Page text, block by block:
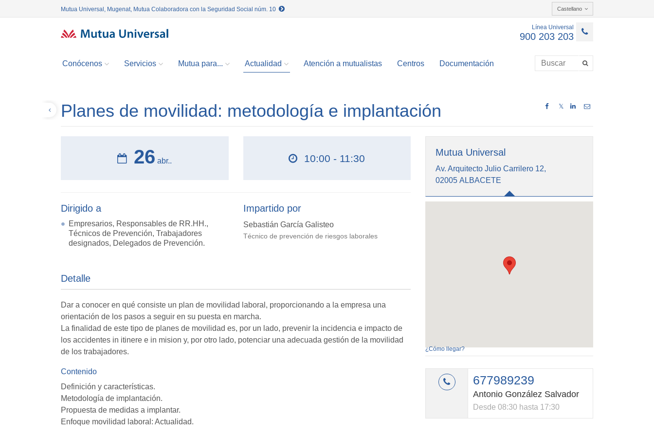
Mutua Universal, Mugenat, Mutua Colaboradora con la Seguridad Social núm. 10 Castellano
Línea Universal
900 203 203
Conócenos Servicios Mutua para... Actualidad Atención a mutualistas Centros Documentación
𝕏
Planes de movilidad: metodología e implantación
26 abr.. 10:00 - 11:30
Dirigido a
Empresarios, Responsables de RR.HH.,
Técnicos de Prevención, Trabajadores
designados, Delegados de Prevención.
Impartido por
Sebastián García Galisteo
Técnico de prevención de riesgos laborales
Detalle
Dar a conocer en qué consiste un plan de movilidad laboral, proporcionando a la empresa una
orientación de los pasos a seguir en su puesta en marcha.
La finalidad de este tipo de planes de movilidad es, por un lado, prevenir la incidencia e impacto de
los accidentes in itinere e in mision y, por otro lado, potenciar una adecuada gestión de la movilidad
de los trabajadores.
Contenido
Definición y características.
Metodología de implantación.
Propuesta de medidas a implantar.
Enfoque movilidad laboral: Actualidad.
Mutua Universal
Av. Arquitecto Julio Carrilero 12,
02005 ALBACETE
¿Cómo llegar?
677989239
Antonio González Salvador
Desde 08:30 hasta 17:30